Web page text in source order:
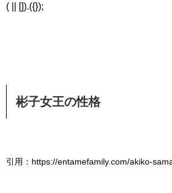
( || []).({});
彬子女王の性格
引用：https://entamefamily.com/akiko-